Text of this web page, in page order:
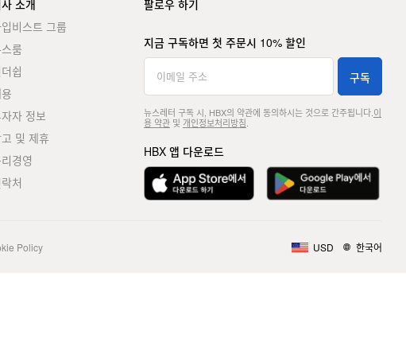
소개
비스트 그룹
룸
쉽
자 정보
및 제휴
경영
처
팔로우 하기
지금 구독하면 첫 주문시 10% 할인
구독
뉴스레터 구독 시, HBX의 약관에 동의하시는 것으로 간주됩니다. 이
용 약관및 개인정보처리방침
HBX 앱 다운로드
Policy USD 한국어